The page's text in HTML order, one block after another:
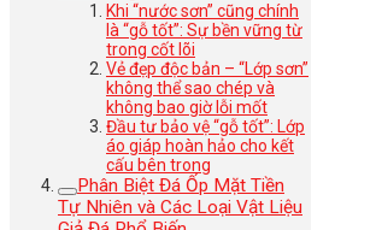
Khi “nước sơn” cũng chính
là “gỗ tốt”: Sự bền vững từ
trong cốt lõi
Vẻ đẹp độc bản – “Lớp sơn”
không thể sao chép và
không bao giờ lỗi mốt
Đầu tư bảo vệ “gỗ tốt”: Lớp
áo giáp hoàn hảo cho kết
cấu bên trong
Phân Biệt Đá Ốp Mặt Tiền
Tự Nhiên và Các Loại Vật Liệu